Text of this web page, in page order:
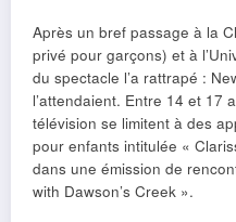
Après un bref passage à la
privé pour garçons) et à
du spectacle l’a rattrapé :
l’attendaient. Entre 14 et 17
télévision se limitent à des
pour enfants intitulée «
dans une émission de
with Dawson’s Creek ».